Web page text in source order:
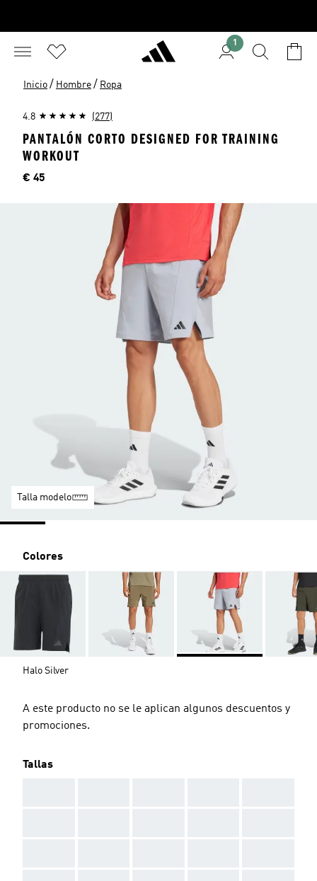
1
Inicio / Hombre / Ropa
4.8 (277)
PANTALÓN CORTO DESIGNED FOR TRAINING
WORKOUT
Precio
€ 45
Talla modelo
Colores
Halo Silver
A este producto no se le aplican algunos descuentos y
promociones.
Tallas